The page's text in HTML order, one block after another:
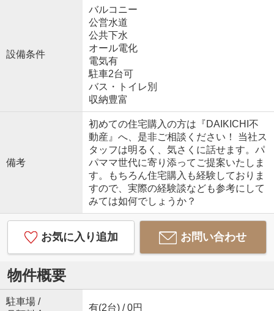
設備条件
バルコニー
公営水道
公共下水
オール電化
電気有
駐車2台可
バス・トイレ別
収納豊富
備考
初めての住宅購入の方は『DAIKICHI不
動産』へ、是非ご相談ください！ 当社ス
タッフは明るく、気さくに話せます。パ
パママ世代に寄り添ってご提案いたしま
す。もちろん住宅購入も経験しておりま
すので、実際の経験談なども参考にして
みては如何でしょうか？
お気に入り追加 お問い合わせ
物件概要
駐車場 /
有(2台) / 0円